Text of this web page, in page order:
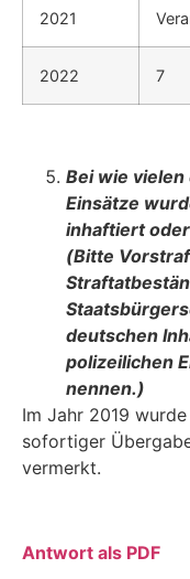
2021
2022 7
Bei wie
Einsätze
inhaftiert
(Bitte
deutschen
polizeilichen
nennen.)
Im Jahr 2019
sofortiger
vermerkt.
Antwort als PDF